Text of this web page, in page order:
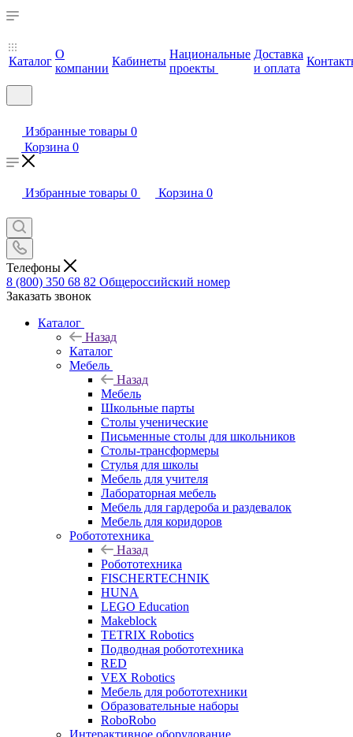
Каталог
О
компании
Кабинеты
Национальные
проекты
Доставка
и оплата
Избранные товары 0
Корзина 0
Избранные товары 0 Корзина 0
Телефоны
8 (800) 350 68 82 Общероссийский номер
Заказать звонок
Каталог
Назад
Каталог
Мебель
Назад
Мебель
Школьные парты
Столы ученические
Письменные столы для школьников
Столы-трансформеры
Стулья для школы
Мебель для учителя
Лабораторная мебель
Мебель для гардероба и раздевалок
Мебель для коридоров
Робототехника
Назад
Робототехника
FISCHERTECHNIK
HUNA
LEGO Education
Makeblock
TETRIX Robotics
Подводная робототехника
RED
VEX Robotics
Мебель для робототехники
Образовательные наборы
RoboRobo
Интерактивное оборудование